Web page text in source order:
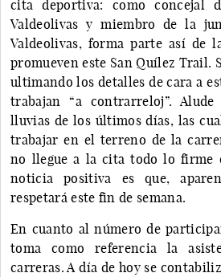
cita deportiva: como concejal
Valdeolivas y miembro de la
Valdeolivas, forma parte así de
promueven este San Quílez Trail.
ultimando los detalles de cara a
trabajan “a contrarreloj”.
lluvias de los últimos días, las
trabajar en el terreno de la
no llegue a la cita todo lo firme
noticia positiva es que,
respetará este fin de semana.
En cuanto al número de
toma como referencia la
carreras. A día de hoy se